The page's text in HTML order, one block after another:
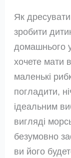
Як
зробити
домашнього
хочете мати
маленькі
погладити,
ідеальним
вигляді
безумовно
ви його